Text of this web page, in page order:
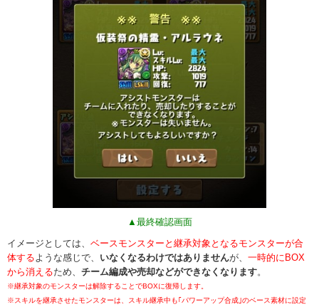
▲最終確認画面
イメージとしては、 ベースモンスターと継承対象となるモンスターが合
体するような感じで、 いなくなるわけではありませんが、 一時的にBOX
から消えるため、 チーム編成や売却などができなくなります。
※継承対象のモンスターは解除することでBOXに復帰します。
※スキルを継承させたモンスターは、スキル継承中も｢パワーアップ合成｣のベース素材に設定